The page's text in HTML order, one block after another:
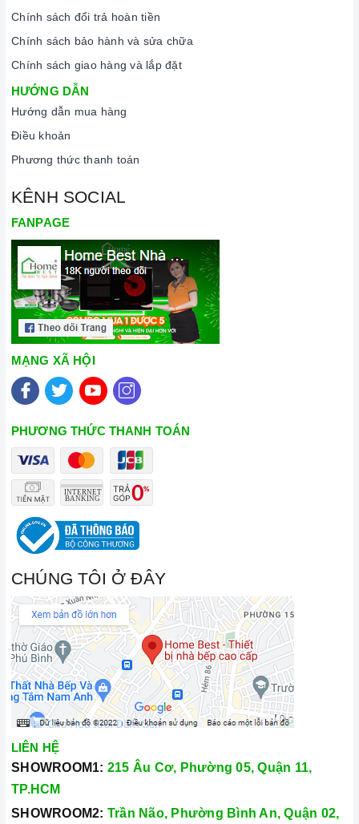
Chính sách đổi trả hoàn tiền
Chính sách bảo hành và sửa chữa
Chính sách giao hàng và lắp đặt
HƯỚNG DẪN
Hướng dẫn mua hàng
Điều khoản
Phương thức thanh toán
KÊNH SOCIAL
FANPAGE
MẠNG XÃ HỘI
PHƯƠNG THỨC THANH TOÁN
CHÚNG TÔI Ở ĐÂY
LIÊN HỆ
SHOWROOM1: 215 Âu Cơ, Phường 05, Quận 11,
TP.HCM
SHOWROOM2: Trần Não, Phường Bình An, Quận 02,